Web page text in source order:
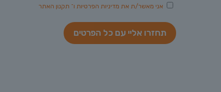
אני מאשר/ת את מדיניות הפרטיות ו־ תקנון האתר